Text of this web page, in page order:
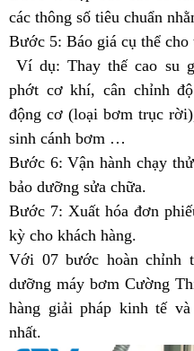
các thông số tiêu chuẩn
Bước 5: Báo giá cụ thể
Ví dụ: Thay thế cao su
phớt cơ khí, cân chỉnh
động cơ (loại bơm trục
sinh cánh bơm …
Bước 6: Vận hành chạy
bảo dưỡng sửa chữa.
Bước 7: Xuất hóa đơn
kỳ cho khách hàng.
Với 07 bước hoàn chỉnh
dưỡng máy bơm Cường
hàng giải pháp kinh tế
nhất.